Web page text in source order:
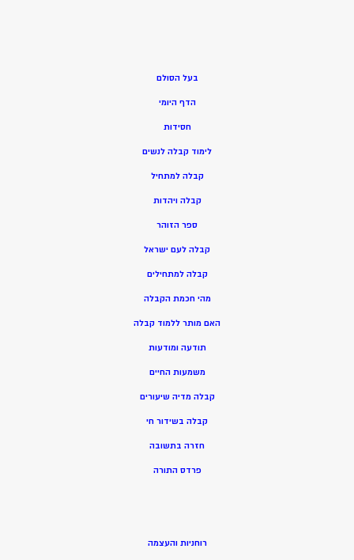
בעל הסולם
הדף היומי
חסידות
לימוד קבלה לנשים
קבלה למתחיל
קבלה ויהדות
ספר הזוהר
קבלה לעם ישראל
קבלה למתחילים
מהי חכמת הקבלה
האם מותר ללמוד קבלה
תודעה ומודעות
משמעות החיים
קבלה מדיה שיעורים
קבלה בשידור חי
חזרה בתשובה
פרדס התורה
רוחניות והעצמה